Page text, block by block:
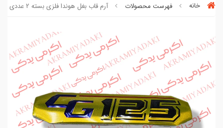
خانه فهرست محصولات آرم قاب بغل هوندا فلزی بسته 2 عددی کد ۷۱۹۹۳۲